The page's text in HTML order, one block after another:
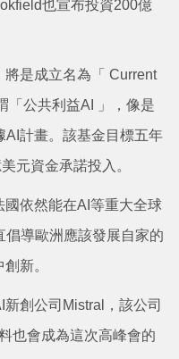
也宣布投資200億
是成立名為「 Current
「公共利益AI 」，像是
AI計畫。該基金目標五年
元資金承諾投入。
依然能在AI等重大全球
導歐洲應該發展自家的
新。
創公司Mistral，該公司
也會成為這次高峰會的